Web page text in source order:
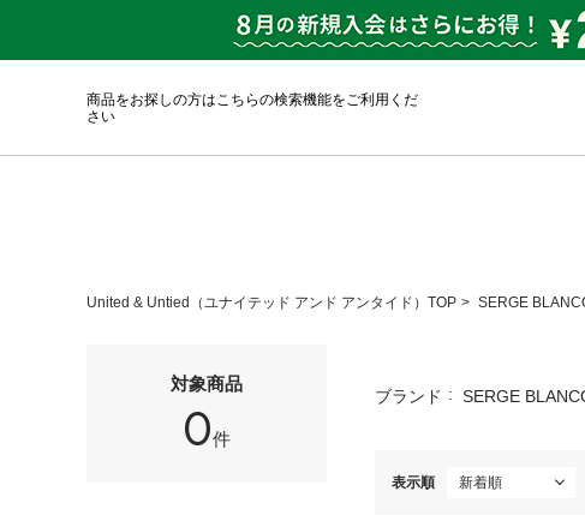
商品をお探しの方はこちらの検索機能をご利用くだ
さい
United & Untied（ユナイテッド アンド アンタイド）TOP SERGE
対象商品
0件
ブランド SERGE
表示順